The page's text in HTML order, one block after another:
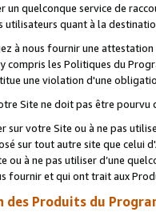
un quelconque service de
utilisateurs quant à la
à nous fournir une
compris les Politiques du
une violation d'une
Site ne doit pas être
sur votre Site ou à ne pas
sur tout autre site que celui
ou à ne pas utiliser d’une
fournir et qui ont trait aux
des Produits du